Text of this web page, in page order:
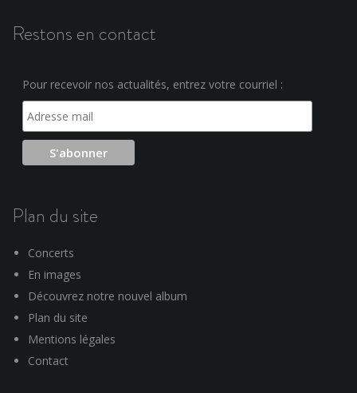
Restons en contact
Pour recevoir nos actualités, entrez votre courriel :
Plan du site
Concerts
En images
Découvrez notre nouvel album
Plan du site
Mentions légales
Contact